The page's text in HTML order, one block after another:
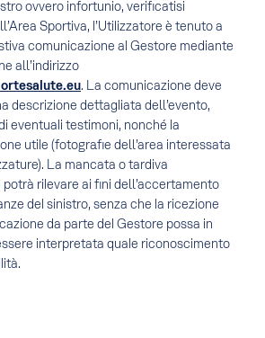
ovvero infortunio, verificatisi
Sportiva, l’Utilizzatore è tenuto a
comunicazione al Gestore mediante
all’indirizzo
. La comunicazione deve
descrizione dettagliata dell’evento,
eventuali testimoni, nonché la
utile (fotografie dell’area interessata
La mancata o tardiva
rilevare ai fini dell’accertamento
del sinistro, senza che la ricezione
da parte del Gestore possa in
interpretata quale riconoscimento